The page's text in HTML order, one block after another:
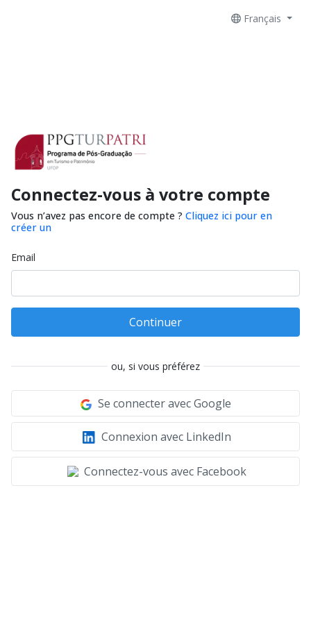
Français
Connectez-vous à votre compte
Vous n’avez pas encore de compte ? Cliquez ici pour en
créer un
Email
Continuer
ou, si vous préférez
Se connecter avec Google
Connexion avec LinkedIn
Connectez-vous avec Facebook